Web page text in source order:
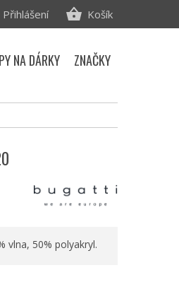
vlna, 50% polyakryl.
Košík
Přihlášení
NA DÁRKY ZNAČKY